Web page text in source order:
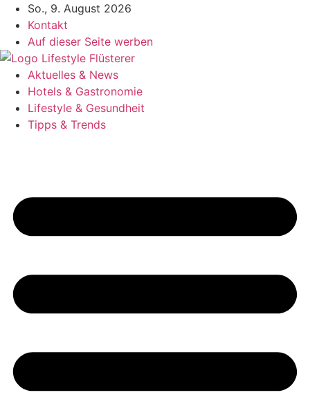
Zum
Inhalt
springen
So., 9. August 2026
Kontakt
Auf dieser Seite werben
Aktuelles & News
Hotels & Gastronomie
Lifestyle & Gesundheit
Tipps & Trends